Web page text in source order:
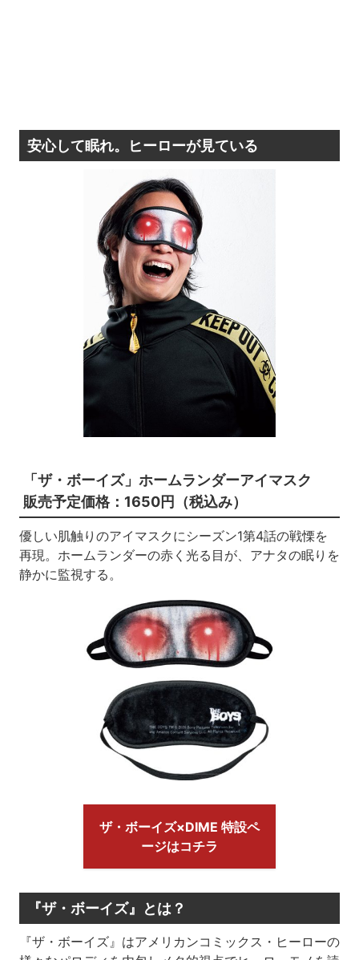
安心して眠れ。ヒーローが見ている
「ザ・ボーイズ」ホームランダーアイマスク
販売予定価格：1650円（税込み）
優しい肌触りのアイマスクにシーズン1第4話の戦慄を
再現。ホームランダーの赤く光る目が、アナタの眠りを
静かに監視する。
ザ・ボーイズ×DIME 特設ペ
ージはコチラ
『ザ・ボーイズ』とは？
『ザ・ボーイズ』はアメリカンコミックス・ヒーローの